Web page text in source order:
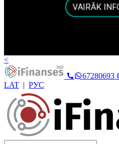
<
67280693
LAT | РУС